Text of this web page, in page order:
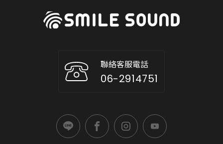
聯絡客服電話
06-2914751